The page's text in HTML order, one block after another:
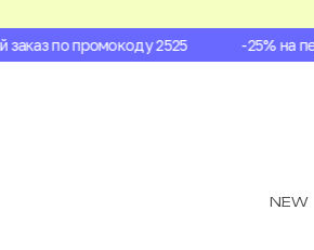
по промокоду 2525 -25% на
NEW